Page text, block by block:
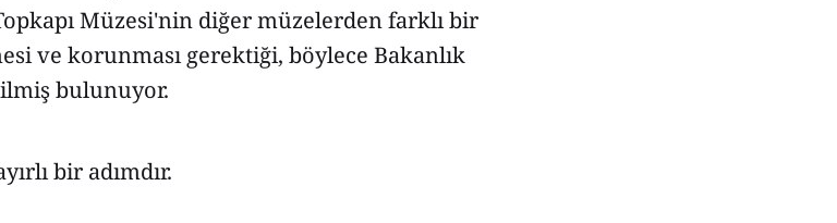
Müzesi'nin diğer müzelerden farklı bir
ve korunması gerektiği, böylece Bakanlık
bulunuyor.
bir adımdır.